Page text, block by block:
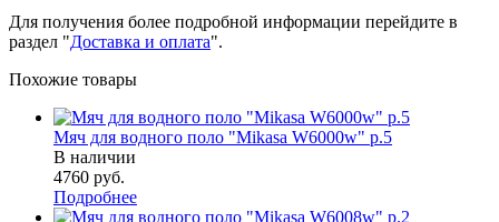
Для получения более подробной информации перейдите в
раздел "Доставка и оплата".
Похожие товары
Мяч для водного поло "Mikasa W6000w" р.5
В наличии
4760 руб.
Подробнее